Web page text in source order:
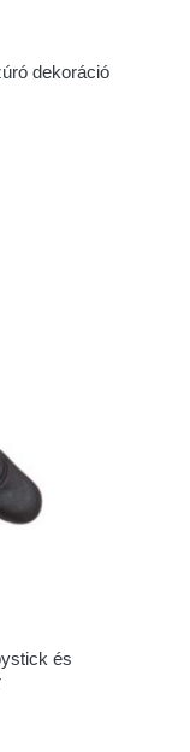
dekoráció
és